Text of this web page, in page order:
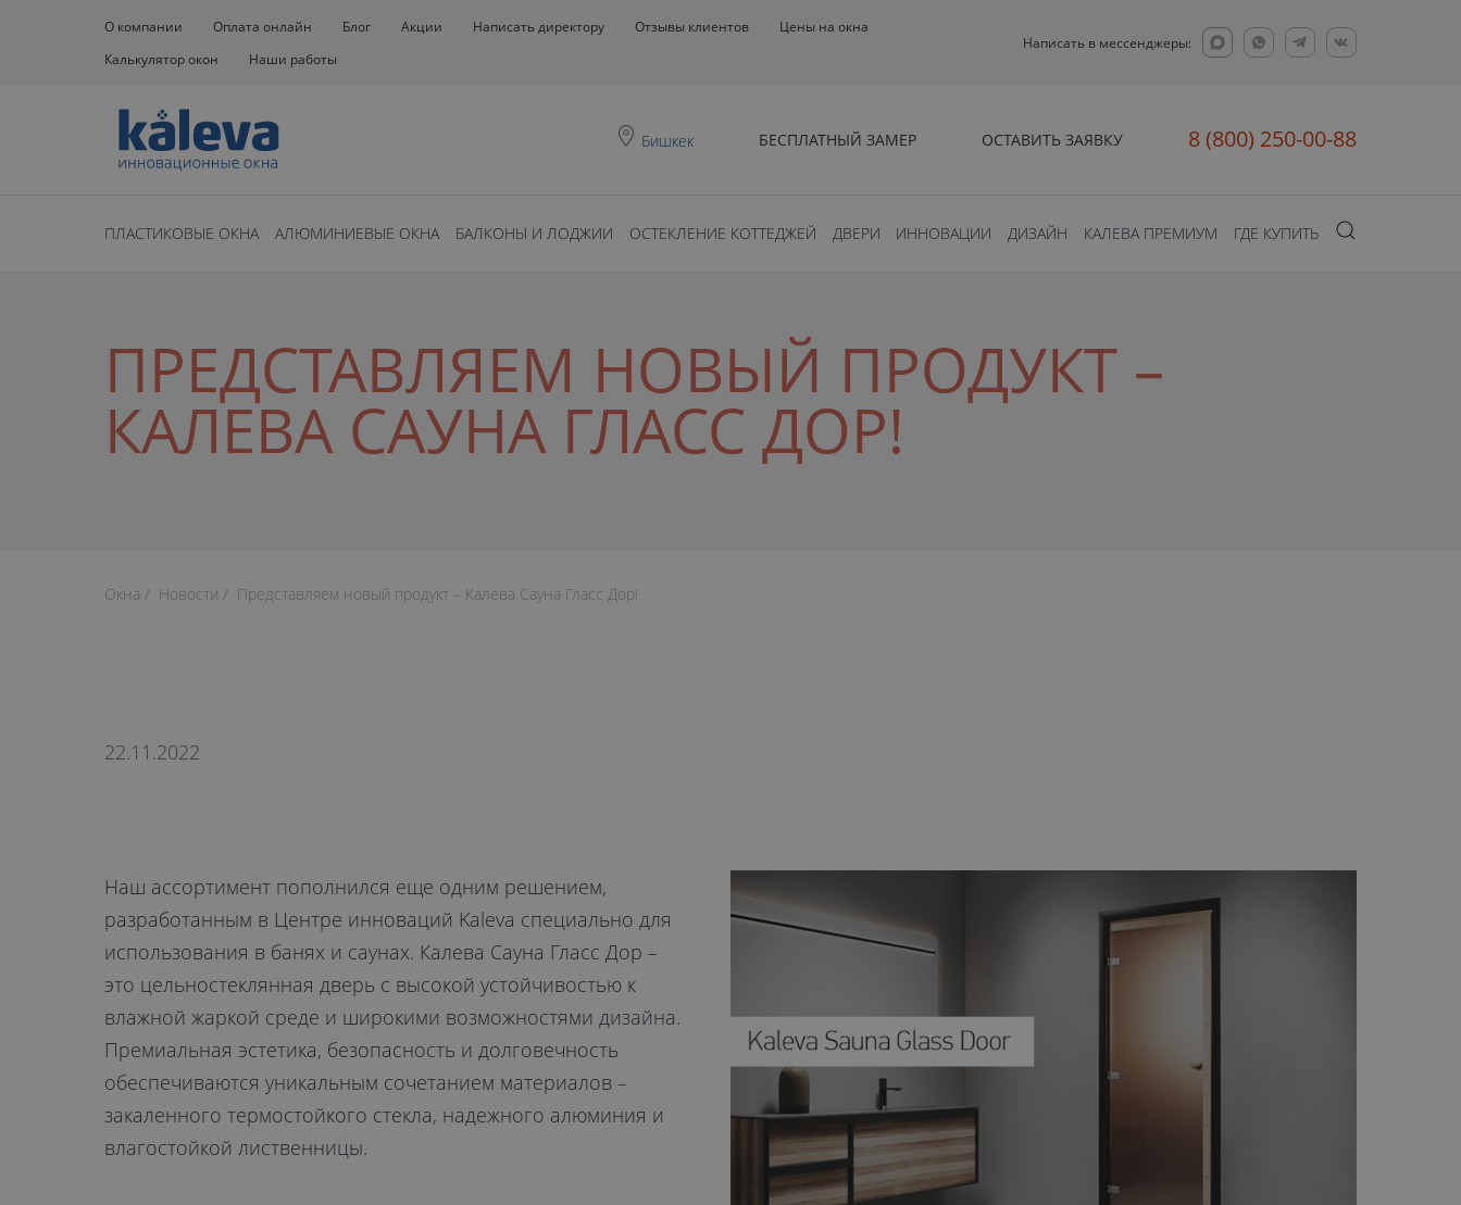
О компании Оплата онлайн Блог Акции Написать директору Отзывы клиентов
Цены на окна
Калькулятор окон
Наши работы
Написать в мессенджеры:
Бишкек БЕСПЛАТНЫЙ ЗАМЕР ОСТАВИТЬ ЗАЯВКУ 8 (800) 250-00-88
ПЛАСТИКОВЫЕ ОКНА АЛЮМИНИЕВЫЕ ОКНА БАЛКОНЫ И ЛОДЖИИ ОСТЕКЛЕНИЕ КОТТЕДЖЕЙ ДВЕРИ ИННОВАЦИИ ДИЗАЙН КАЛЕВА ПРЕМИУМ ГДЕ КУПИТЬ
ПРЕДСТАВЛЯЕМ НОВЫЙ ПРОДУКТ –
КАЛЕВА САУНА ГЛАСС ДОР!
Окна Новости Представляем новый продукт – Калева Сауна Гласс Дор!
22.11.2022
Наш ассортимент пополнился еще одним решением,
разработанным в Центре инноваций Kaleva специально для
использования в банях и саунах. Калева Сауна Гласс Дор –
это цельностеклянная дверь с высокой устойчивостью к
влажной жаркой среде и широкими возможностями дизайна.
Премиальная эстетика, безопасность и долговечность
обеспечиваются уникальным сочетанием материалов –
закаленного термостойкого стекла, надежного алюминия и
влагостойкой лиственницы.